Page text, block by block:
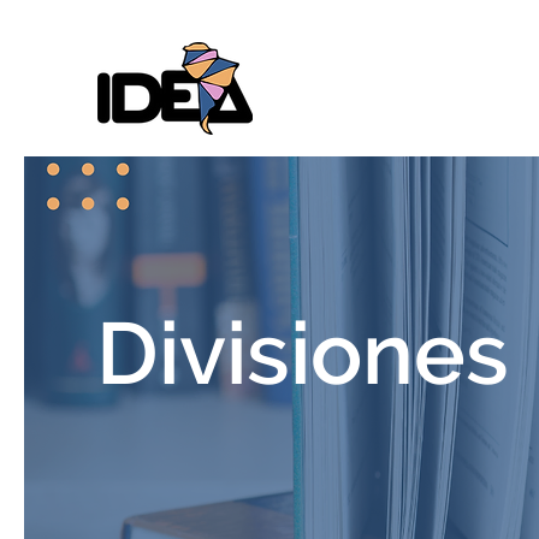
Divisiones